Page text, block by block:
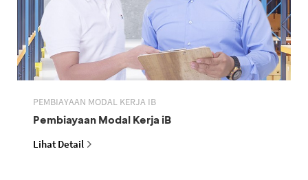
PEMBIAYAAN MODAL KERJA IB
Pembiayaan Modal Kerja iB
Lihat Detail